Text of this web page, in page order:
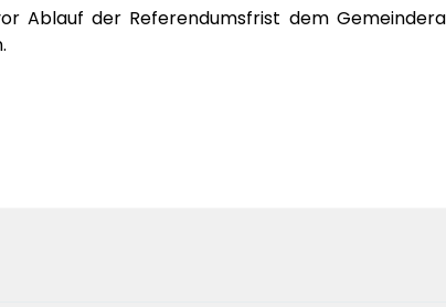
Ablauf der Referendumsfrist dem